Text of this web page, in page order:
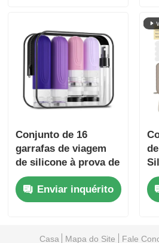
Conjunto de 16
garrafas de viagem
de silicone à prova de
vazamento,
aprovadas pela TSA,
com design de boca
Enviar inquérito
Casa Mapa do Site Fale